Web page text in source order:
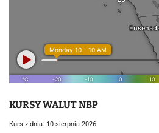
KURSY WALUT NBP
Kurs z dnia: 10 sierpnia 2026